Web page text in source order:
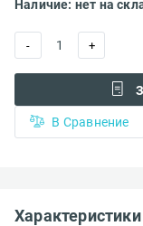
Наличие: нет на
- 1 +
В Сравнение